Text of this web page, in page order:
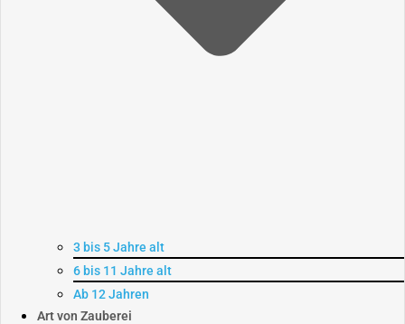
3 bis 5 Jahre alt
6 bis 11 Jahre alt
Ab 12 Jahren
Art von Zauberei